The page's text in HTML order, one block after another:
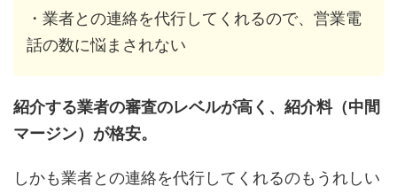
・業者との連絡を代行してくれるので、営業電
話の数に悩まされない
紹介する業者の審査のレベルが高く、紹介料（中間
マージン）が格安。
しかも業者との連絡を代行してくれるのもうれしい